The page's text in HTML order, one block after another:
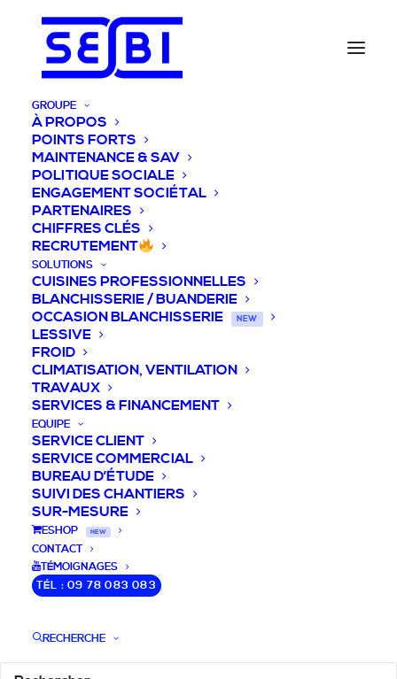
GROUPE
À PROPOS
POINTS FORTS
MAINTENANCE & SAV
POLITIQUE SOCIALE
ENGAGEMENT SOCIÉTAL
PARTENAIRES
CHIFFRES CLÉS
RECRUTEMENT
SOLUTIONS
CUISINES PROFESSIONNELLES
BLANCHISSERIE / BUANDERIE
OCCASION BLANCHISSERIE
NEW
LESSIVE
FROID
CLIMATISATION, VENTILATION
TRAVAUX
SERVICES & FINANCEMENT
EQUIPE
SERVICE CLIENT
SERVICE COMMERCIAL
BUREAU D’ÉTUDE
SUIVI DES CHANTIERS
SUR-MESURE
ESHOP NEW
CONTACT
TÉMOIGNAGES
TÉL : 09 78 083 083
RECHERCHE
DEVIS / CONSEILS /
QUESTIONS
votre projet de blanchisserie intégrée!